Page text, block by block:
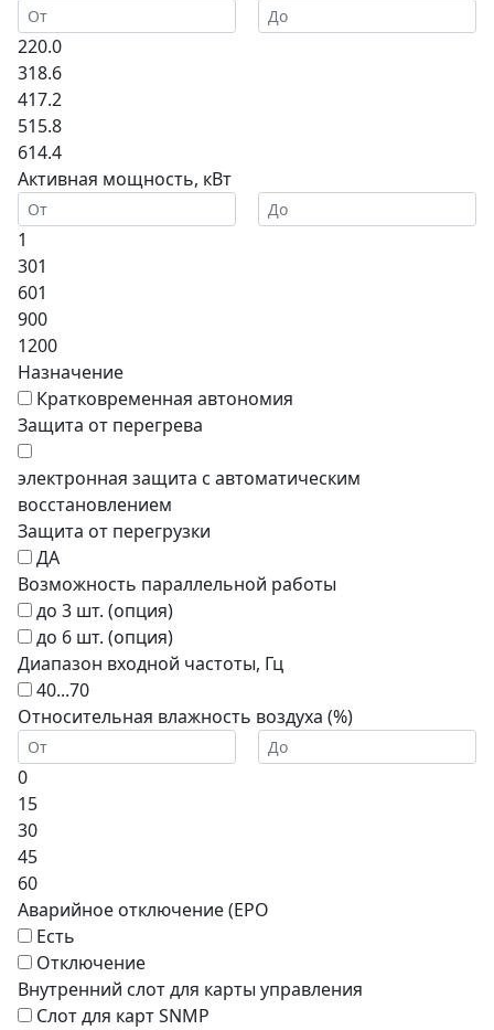
220.0
318.6
417.2
515.8
614.4
Активная мощность, кВт
1
301
601
900
1200
Назначение
Кратковременная автономия
Защита от перегрева
электронная защита с автоматическим
восстановлением
Защита от перегрузки
ДА
Возможность параллельной работы
до 3 шт. (опция)
до 6 шт. (опция)
Диапазон входной частоты, Гц
40...70
Относительная влажность воздуха (%)
0
15
30
45
60
Аварийное отключение (EPO
Есть
Отключение
Внутренний слот для карты управления
Cлот для карт SNMP